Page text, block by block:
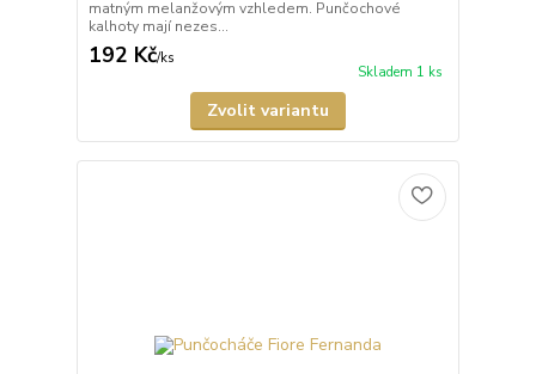
matným melanžovým vzhledem. Punčochové
kalhoty mají nezes...
192 Kč/ks
Skladem 1 ks
Zvolit variantu